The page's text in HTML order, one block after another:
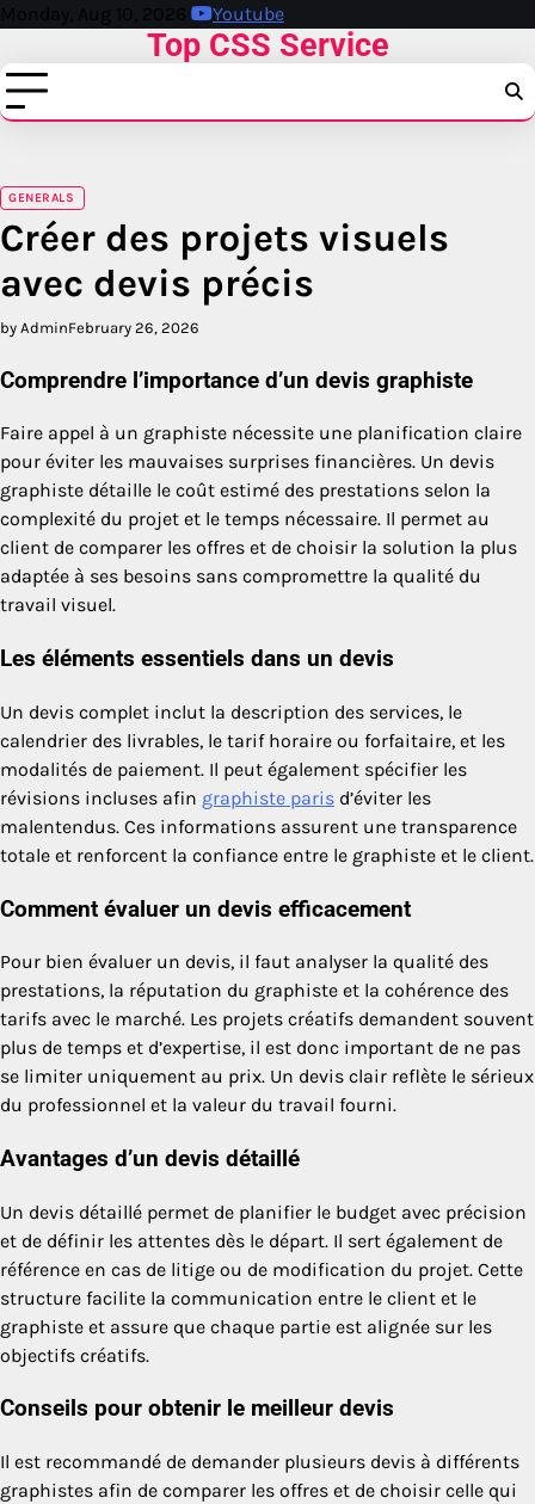
Skip
content
Monday, Aug 10, 2026 Youtube
Top CSS Service
GENERALS
Créer des projets visuels
avec devis précis
by AdminFebruary 26, 2026
Comprendre l’importance d’un devis graphiste
Faire appel à un graphiste nécessite une planification claire
pour éviter les mauvaises surprises financières. Un devis
graphiste détaille le coût estimé des prestations selon la
complexité du projet et le temps nécessaire. Il permet au
client de comparer les offres et de choisir la solution la plus
adaptée à ses besoins sans compromettre la qualité du
travail visuel.
Les éléments essentiels dans un devis
Un devis complet inclut la description des services, le
calendrier des livrables, le tarif horaire ou forfaitaire, et les
modalités de paiement. Il peut également spécifier les
révisions incluses afin graphiste paris d’éviter les
malentendus. Ces informations assurent une transparence
totale et renforcent la confiance entre le graphiste et le client.
Comment évaluer un devis efficacement
Pour bien évaluer un devis, il faut analyser la qualité des
prestations, la réputation du graphiste et la cohérence des
tarifs avec le marché. Les projets créatifs demandent souvent
plus de temps et d’expertise, il est donc important de ne pas
se limiter uniquement au prix. Un devis clair reflète le sérieux
du professionnel et la valeur du travail fourni.
Avantages d’un devis détaillé
Un devis détaillé permet de planifier le budget avec précision
et de définir les attentes dès le départ. Il sert également de
référence en cas de litige ou de modification du projet. Cette
structure facilite la communication entre le client et le
graphiste et assure que chaque partie est alignée sur les
objectifs créatifs.
Conseils pour obtenir le meilleur devis
Il est recommandé de demander plusieurs devis à différents
graphistes afin de comparer les offres et de choisir celle qui